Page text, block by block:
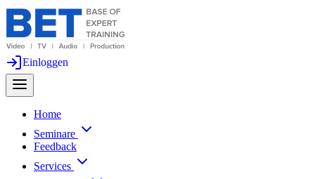
Einloggen
Home
Seminare
Feedback
Services